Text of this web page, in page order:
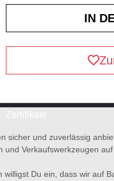
sicher und zuverlässig
Verkaufswerkzeugen
Du ein, dass wir auf